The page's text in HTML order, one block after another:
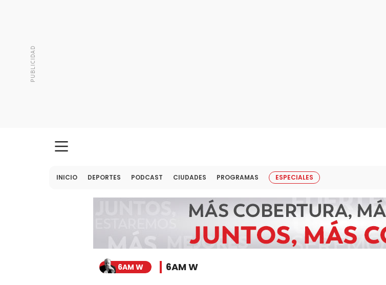
INICIO DEPORTES PODCAST CIUDADES PROGRAMAS ESPECIALES
6AM W 6AM W